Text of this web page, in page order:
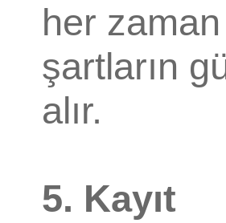
her
şartların
alır.
5. Kayıt